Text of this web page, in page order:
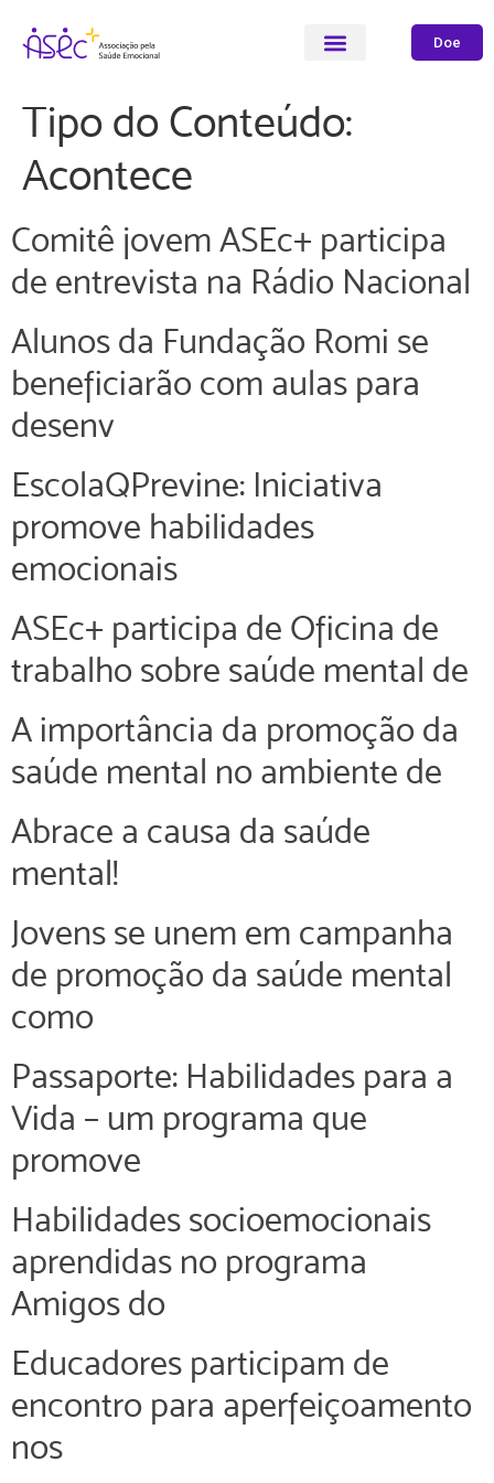
Doe
Tipo do Conteúdo:
Acontece
Comitê jovem ASEc+ participa
de entrevista na Rádio Nacional
Alunos da Fundação Romi se
beneficiarão com aulas para
desenv
EscolaQPrevine: Iniciativa
promove habilidades
emocionais
ASEc+ participa de Oficina de
trabalho sobre saúde mental de
A importância da promoção da
saúde mental no ambiente de
Abrace a causa da saúde
mental!
Jovens se unem em campanha
de promoção da saúde mental
como
Passaporte: Habilidades para a
Vida – um programa que
promove
Habilidades socioemocionais
aprendidas no programa
Amigos do
Educadores participam de
encontro para aperfeiçoamento
nos